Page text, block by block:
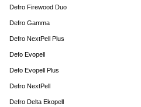
Defro Firewood Duo
Defro Gamma
Defro NextPell Plus
Defo Evopell
Defo Evopell Plus
Defro NextPell
Defro Delta Ekopell